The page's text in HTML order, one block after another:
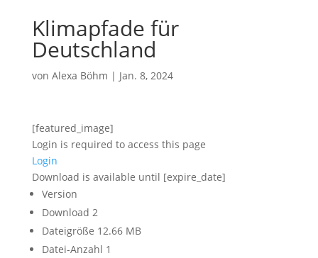
Klimapfade für
Deutschland
von Alexa Böhm | Jan. 8, 2024
[featured_image]
Login is required to access this page
Login
Download is available until [expire_date]
Version
Download 2
Dateigröße 12.66 MB
Datei-Anzahl 1